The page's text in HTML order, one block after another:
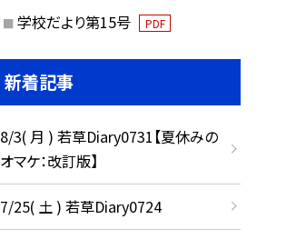
学校だより第15号 PDF
新着記事
8/3( 月 ) 若草Diary0731【夏休みの
オマケ：改訂版】
7/25( 土 ) 若草Diary0724